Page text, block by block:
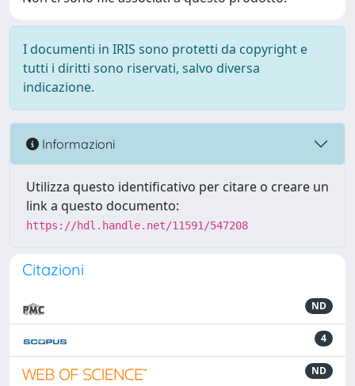
I documenti in IRIS sono protetti da copyright e
tutti i diritti sono riservati, salvo diversa
indicazione.
Informazioni
Utilizza questo identificativo per citare o creare un
link a questo documento:
https://hdl.handle.net/11591/547208
Citazioni
ND
4
ND